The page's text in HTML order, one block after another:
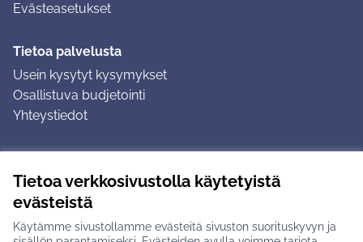
Tietoa verkkosivustolla käytetyistä
evästeistä
Käytämme sivustollamme evästeitä sivuston suorituskyvyn ja
Evästeasetukset
Tietoa palvelusta
Usein kysytyt kysymykset
Osallistuva budjetointi
Yhteystiedot
Ohjeet kirjautumiseen
Ohjeet kommentin jättämiseen